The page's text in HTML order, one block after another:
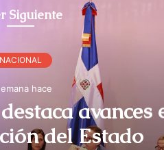
Siguiente
NACIONAL
hace
avances
del Estado